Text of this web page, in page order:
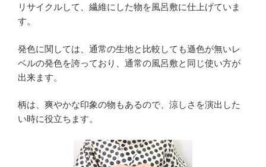
リサイクルして、繊維にした物を風呂敷に仕上げていま
す。
発色に関しては、通常の生地と比較しても遜色が無いレ
ベルの発色を誇っており、通常の風呂敷と同じ使い方が
出来ます。
柄は、爽やかな印象の物もあるので、涼しさを演出した
い時に役立ちます。